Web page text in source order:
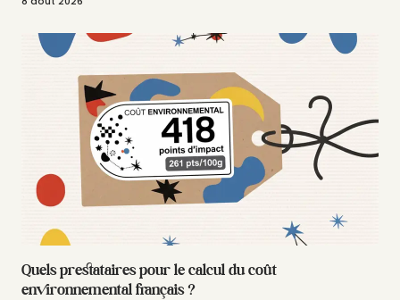
Quels prestataires pour le calcul du coût
environnemental français ?